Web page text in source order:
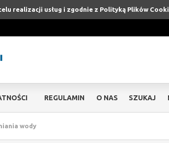
realizacji usług i zgodnie z Polityką Plików
REGULAMIN O NAS SZUKAJ
wody